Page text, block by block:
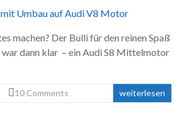
machen? Der Bulli für den reinen Spaß
war dann klar – ein Audi S8 Mittelmotor
10 Comments weiterlesen